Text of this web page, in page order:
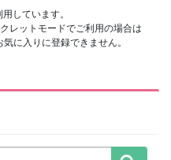
用しています。
レットモードでご利用の場合は
に入りに登録できません。